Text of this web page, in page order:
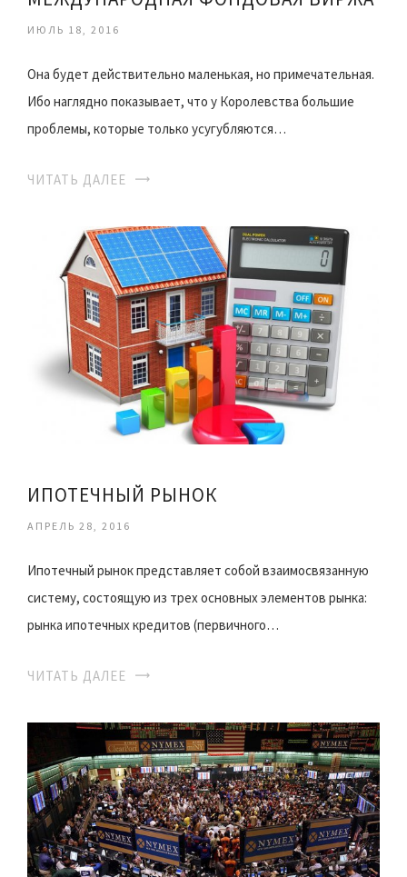
ИЮЛЬ 18, 2016
Она будет действительно маленькая, но примечательная.
Ибо наглядно показывает, что у Королевства большие
проблемы, которые только усугубляются…
ЧИТАТЬ ДАЛЕЕ
ИПОТЕЧНЫЙ РЫНОК
АПРЕЛЬ 28, 2016
Ипотечный рынок представляет собой взаимосвязанную
систему, состоящую из трех основных элементов рынка:
рынка ипотечных кредитов (первичного…
ЧИТАТЬ ДАЛЕЕ